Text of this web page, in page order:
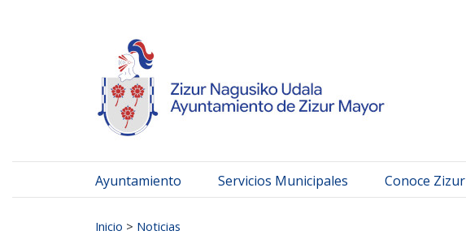
Ayuntamiento Servicios Municipales Conoce Zizur
Inicio > Noticias